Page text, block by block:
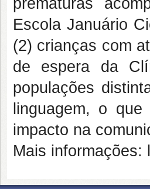
prematuras
Escola Januário
(2) crianças com
de espera da
populações
linguagem, o
impacto na
Mais informações: